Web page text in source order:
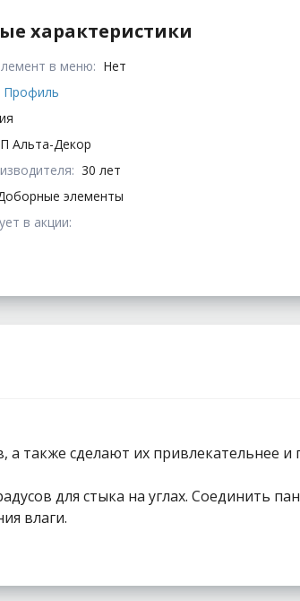
характеристики
в меню: Нет
Профиль
Альта-Декор
30 лет
элементы
в акции:
также сделают их привлекательнее и
для стыка на углах. Соединить
влаги.